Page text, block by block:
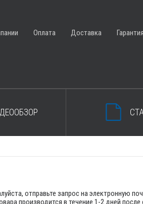
Оплата Доставка Гарантия
отправьте запрос на электронную
производится в течение 1-2 дней